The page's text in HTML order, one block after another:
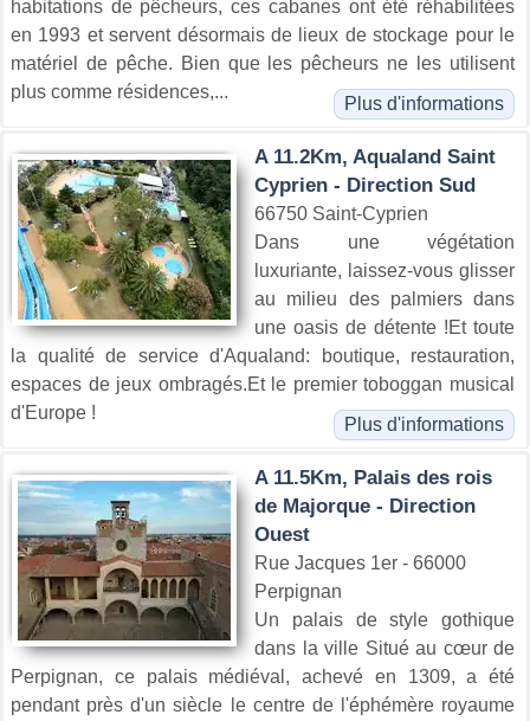
habitations de pêcheurs, ces cabanes ont été réhabilitées
en 1993 et servent désormais de lieux de stockage pour le
matériel de pêche. Bien que les pêcheurs ne les utilisent
plus comme résidences,...
Plus d'informations
A 11.2Km, Aqualand Saint
Cyprien - Direction Sud
66750 Saint-Cyprien
Dans une végétation
luxuriante, laissez-vous glisser
au milieu des palmiers dans
une oasis de détente !Et toute
la qualité de service d'Aqualand: boutique, restauration,
espaces de jeux ombragés.Et le premier toboggan musical
d'Europe !
Plus d'informations
A 11.5Km, Palais des rois
de Majorque - Direction
Ouest
Rue Jacques 1er - 66000
Perpignan
Un palais de style gothique
dans la ville Situé au cœur de
Perpignan, ce palais médiéval, achevé en 1309, a été
pendant près d'un siècle le centre de l'éphémère royaume